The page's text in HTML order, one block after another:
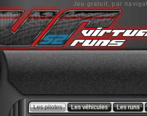
Jeu gratuit, par
Les pilotes Les véhicules Les runs